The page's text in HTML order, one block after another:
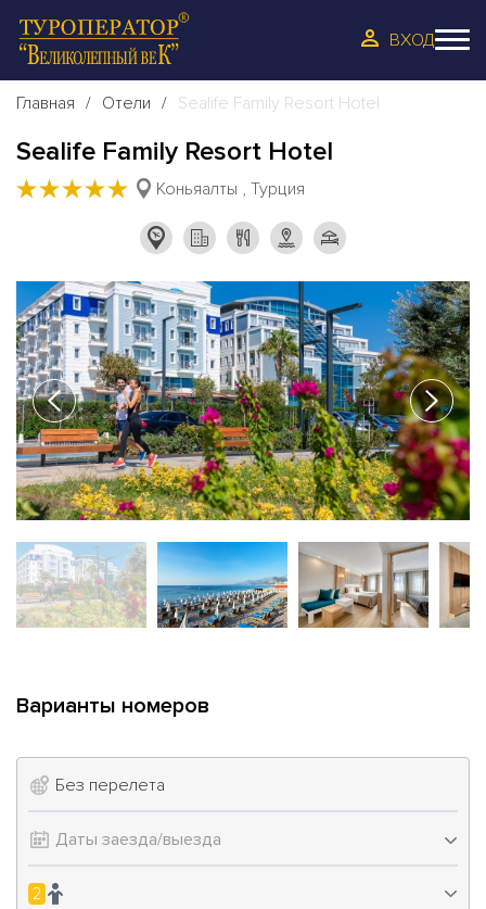
ВХОД
Главная Отели Sealife Family Resort Hotel
Sealife Family Resort Hotel
★★★★★ Коньяалты , Турция
Варианты номеров
Без перелета
2